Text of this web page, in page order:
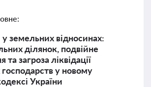
земельних відносинах:
ділянок, подвійне
загроза ліквідації
у новому
України